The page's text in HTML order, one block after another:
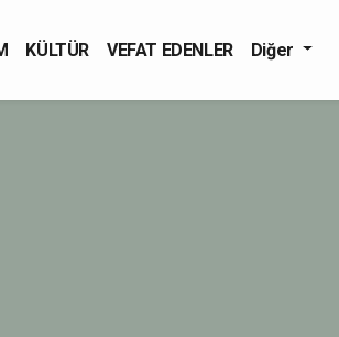
KÜLTÜR VEFAT EDENLER Diğer